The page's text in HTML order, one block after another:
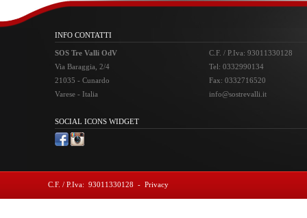
INFO CONTATTI
SOS Tre Valli OdV
Via Baraggia, 2/4
21035 - Cunardo
Varese - Italia
C.F. / P.Iva: 93011330128
Tel: 0332990134
Fax: 0332716520
info@sostrevalli.it
SOCIAL ICONS WIDGET
C.F. / P.Iva: 93011330128 - Privacy